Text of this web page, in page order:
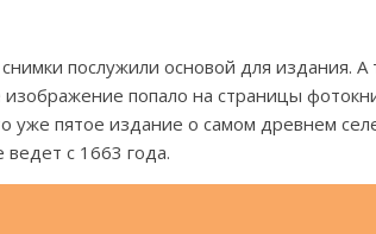
послужили основой для издания. А
попало на страницы
уже пятое издание о самом древнем
ведет с 1663 года.